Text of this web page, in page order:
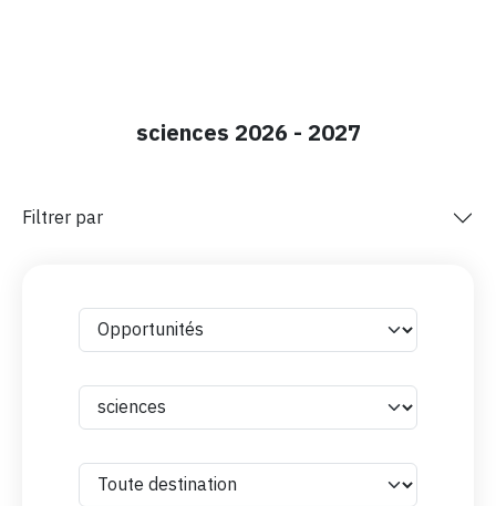
sciences 2026 - 2027
Filtrer par